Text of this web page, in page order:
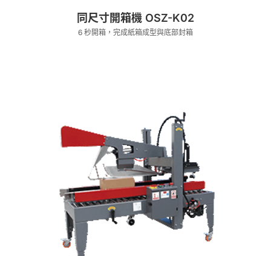
同尺寸開箱機 OSZ-K02
6 秒開箱，完成紙箱成型與底部封箱